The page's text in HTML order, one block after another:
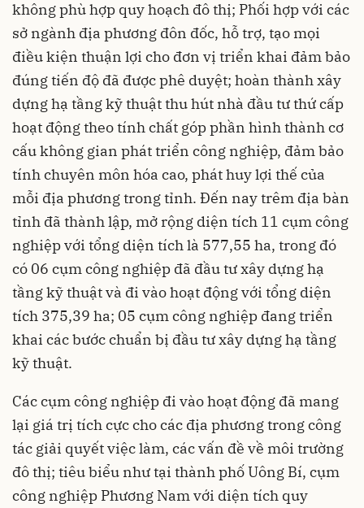
không phù hợp quy hoạch đô thị; Phối hợp với các
sở ngành địa phương đôn đốc, hỗ trợ, tạo mọi
điều kiện thuận lợi cho đơn vị triển khai đảm bảo
đúng tiến độ đã được phê duyệt; hoàn thành xây
dựng hạ tầng kỹ thuật thu hút nhà đầu tư thứ cấp
hoạt động theo tính chất góp phần hình thành cơ
cấu không gian phát triển công nghiệp, đảm bảo
tính chuyên môn hóa cao, phát huy lợi thế của
mỗi địa phương trong tỉnh. Đến nay trêm địa bàn
tỉnh đã thành lập, mở rộng diện tích 11 cụm công
nghiệp với tổng diện tích là 577,55 ha, trong đó
có 06 cụm công nghiệp đã đầu tư xây dựng hạ
tầng kỹ thuật và đi vào hoạt động với tổng diện
tích 375,39 ha; 05 cụm công nghiệp đang triển
khai các bước chuẩn bị đầu tư xây dựng hạ tầng
kỹ thuật.
Các cụm công nghiệp đi vào hoạt động đã mang
lại giá trị tích cực cho các địa phương trong công
tác giải quyết việc làm, các vấn đề về môi trường
đô thị; tiêu biểu như tại thành phố Uông Bí, cụm
công nghiệp Phương Nam với diện tích quy